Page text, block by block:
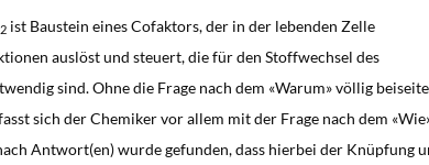
ist Baustein eines Cofaktors, der in der lebenden Zelle
auslöst und steuert, die für den Stoffwechsel des
sind. Ohne die Frage nach dem «Warum» völlig beiseite
sich der Chemiker vor allem mit der Frage nach dem
Antwort(en) wurde gefunden, dass hierbei der Knüpfung